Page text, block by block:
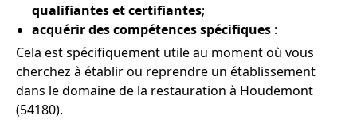
qualifiantes et certifiantes;
acquérir des compétences spécifiques :
Cela est spécifiquement utile au moment où vous
cherchez à établir ou reprendre un établissement
dans le domaine de la restauration à Houdemont
(54180).